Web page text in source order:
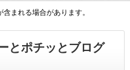
まれる場合があります。
とポチッとブログ